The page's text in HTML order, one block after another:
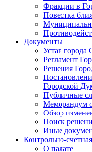
Фракции в
Повестка
Документы
Устав города
Регламент
Решения
Городской
Публичные
Меморандум о
Обзор
Поиск
Иные
Контрольно-
О палате